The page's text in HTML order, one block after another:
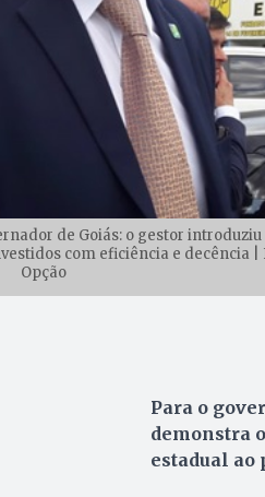
de Goiás: o gestor
com eficiência e decência
Opção
Para o
demonstra
estadual ao